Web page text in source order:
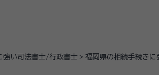
強い司法書士/行政書士 福岡県の相続手続き